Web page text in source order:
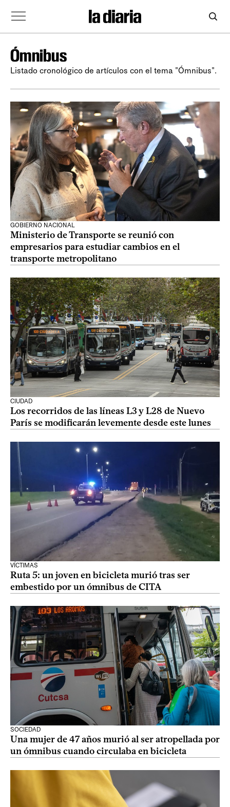
Ómnibus
Listado cronológico de artículos con el tema "Ómnibus".
GOBIERNO NACIONAL
Ministerio de Transporte se reunió con
empresarios para estudiar cambios en el
transporte metropolitano
CIUDAD
Los recorridos de las líneas L3 y L28 de Nuevo
París se modificarán levemente desde este lunes
VÍCTIMAS
Ruta 5: un joven en bicicleta murió tras ser
embestido por un ómnibus de CITA
SOCIEDAD
Una mujer de 47 años murió al ser atropellada por
un ómnibus cuando circulaba en bicicleta